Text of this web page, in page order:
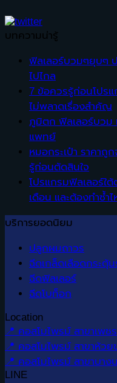
บทความน่ารู้
ฟิลเลอร์บวมๆยุบๆ ป
ไปไกล
7 ข้อควรรู้ก่อนโปร
ไม่พลาดเรื่องสำคัญ
ภูมิตก ฟิลเลอร์บวม
แพทย์
หมอกระเป๋า ราคาถู
รู้ก่อนตัดสินใจ
โปรแกรมฟิลเลอร์ใ
เดือน และต้องทำซ้ำไ
บริการยอดนิยม
ปลูกผมถาวร
ฉีดเกล็ดเลือดกระตุ้
ฉีดฟิลเลอร์
ฉีดโบท็อก
Location
📍 คอสโมไพรม์ สาขาเพช
📍 คอสโมไพรม์ สาขาห้วย
📍 คอสโมไพรม์ สาขาบาง
LINE